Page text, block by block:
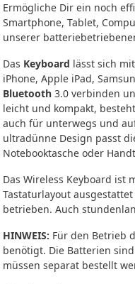
Ermögliche Dir ein noch
Smartphone, Tablet,
unserer
Das Keyboard lässt sich
iPhone, Apple iPad,
Bluetooth 3.0 verbinden
leicht und kompakt,
auch für unterwegs und
ultradünne Design passt
Notebooktasche oder
Das Wireless Keyboard ist
Tastaturlayout
betrieben. Auch
HINWEIS: Für den Betrieb
benötigt. Die Batterien
müssen separat bestellt